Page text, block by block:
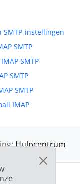
SMTP-instellingen
SMTP
SMTP
SMTP
SMTP
IMAP
Hulpcentrum